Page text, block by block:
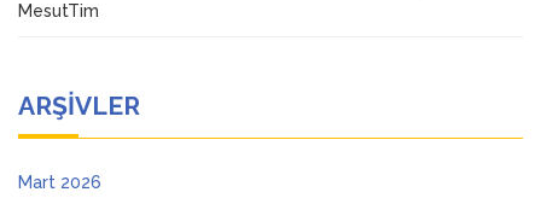
MesutTim
ARŞIVLER
Mart 2026